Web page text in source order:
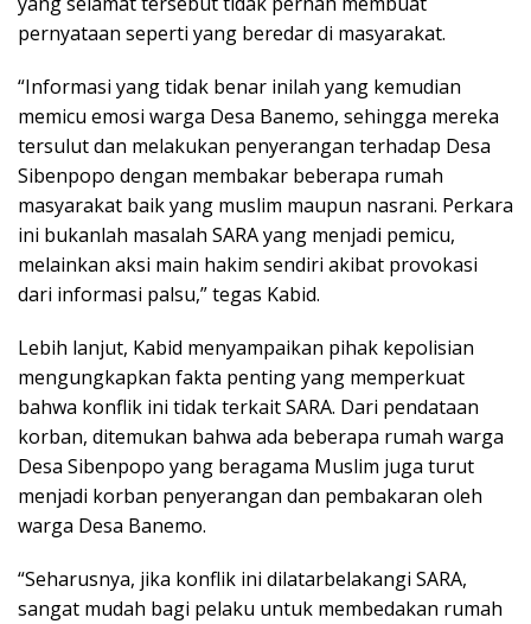
pernyataan seperti yang beredar di masyarakat.
“Informasi yang tidak benar inilah yang kemudian
memicu emosi warga Desa Banemo, sehingga mereka
tersulut dan melakukan penyerangan terhadap Desa
Sibenpopo dengan membakar beberapa rumah
masyarakat baik yang muslim maupun nasrani. Perkara
ini bukanlah masalah SARA yang menjadi pemicu,
melainkan aksi main hakim sendiri akibat provokasi
dari informasi palsu,” tegas Kabid.
Lebih lanjut, Kabid menyampaikan pihak kepolisian
mengungkapkan fakta penting yang memperkuat
bahwa konflik ini tidak terkait SARA. Dari pendataan
korban, ditemukan bahwa ada beberapa rumah warga
Desa Sibenpopo yang beragama Muslim juga turut
menjadi korban penyerangan dan pembakaran oleh
warga Desa Banemo.
“Seharusnya, jika konflik ini dilatarbelakangi SARA,
sangat mudah bagi pelaku untuk membedakan rumah